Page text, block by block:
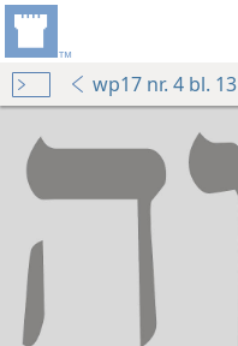
wp17 nr. 4 bl. 13